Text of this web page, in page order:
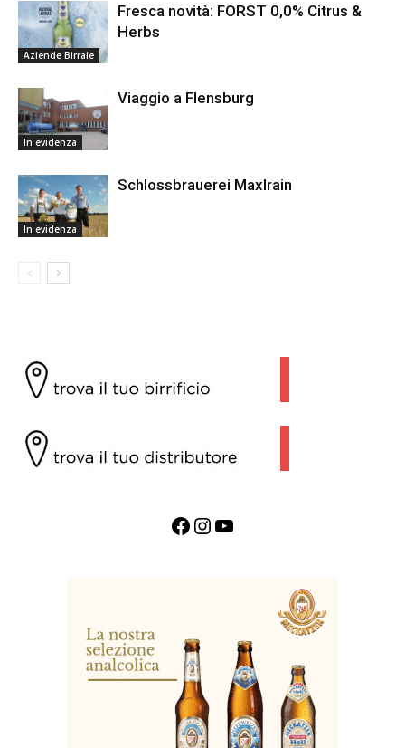
Aziende Birraie
Fresca novità: FORST 0,0% Citrus &
Herbs
In evidenza
Viaggio a Flensburg
In evidenza
Schlossbrauerei Maxlrain
Facebook InstagramYouTube